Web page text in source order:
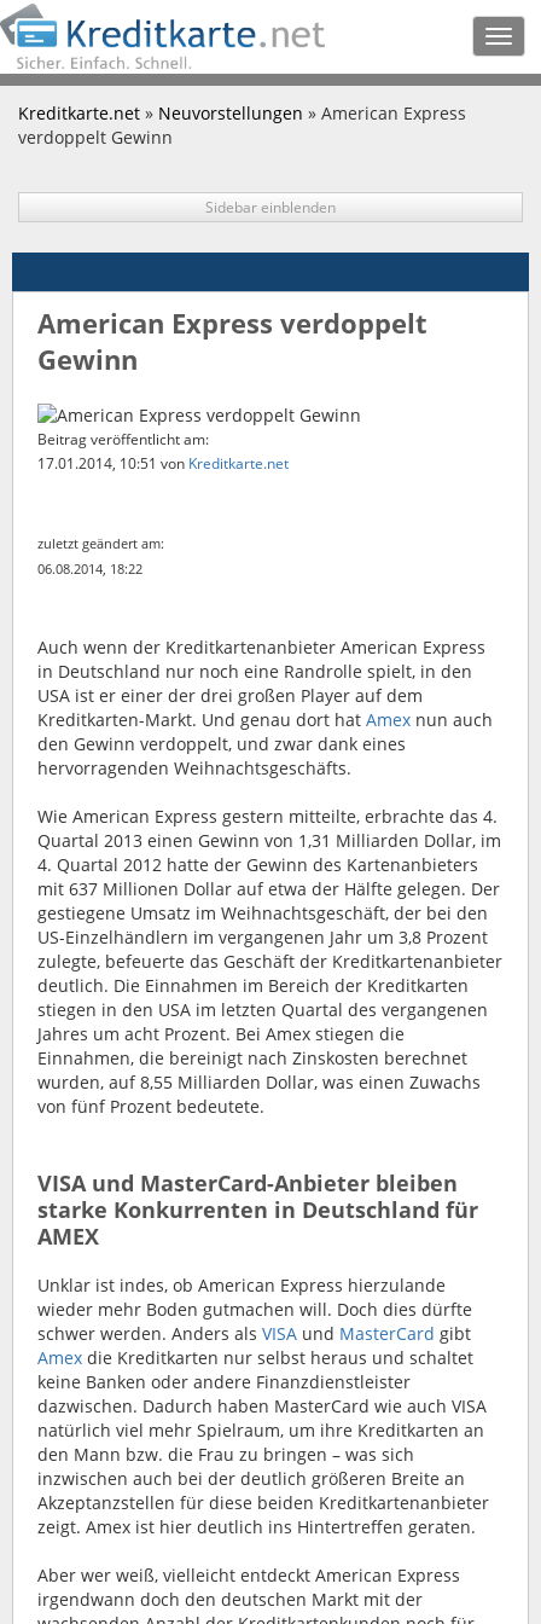
Kreditkarte.net » Neuvorstellungen » American Express
verdoppelt Gewinn
Sidebar einblenden
American Express verdoppelt
Gewinn
Beitrag veröffentlicht am:
17.01.2014, 10:51 von Kreditkarte.net
zuletzt geändert am:
06.08.2014, 18:22
Auch wenn der Kreditkartenanbieter American Express
in Deutschland nur noch eine Randrolle spielt, in den
USA ist er einer der drei großen Player auf dem
Kreditkarten-Markt. Und genau dort hat Amex nun auch
den Gewinn verdoppelt, und zwar dank eines
hervorragenden Weihnachtsgeschäfts.
Wie American Express gestern mitteilte, erbrachte das 4.
Quartal 2013 einen Gewinn von 1,31 Milliarden Dollar, im
4. Quartal 2012 hatte der Gewinn des Kartenanbieters
mit 637 Millionen Dollar auf etwa der Hälfte gelegen. Der
gestiegene Umsatz im Weihnachtsgeschäft, der bei den
US-Einzelhändlern im vergangenen Jahr um 3,8 Prozent
zulegte, befeuerte das Geschäft der Kreditkartenanbieter
deutlich. Die Einnahmen im Bereich der Kreditkarten
stiegen in den USA im letzten Quartal des vergangenen
Jahres um acht Prozent. Bei Amex stiegen die
Einnahmen, die bereinigt nach Zinskosten berechnet
wurden, auf 8,55 Milliarden Dollar, was einen Zuwachs
von fünf Prozent bedeutete.
VISA und MasterCard-Anbieter bleiben
starke Konkurrenten in Deutschland für
AMEX
Unklar ist indes, ob American Express hierzulande
wieder mehr Boden gutmachen will. Doch dies dürfte
schwer werden. Anders als VISA und MasterCard gibt
Amex die Kreditkarten nur selbst heraus und schaltet
keine Banken oder andere Finanzdienstleister
dazwischen. Dadurch haben MasterCard wie auch VISA
natürlich viel mehr Spielraum, um ihre Kreditkarten an
den Mann bzw. die Frau zu bringen – was sich
inzwischen auch bei der deutlich größeren Breite an
Akzeptanzstellen für diese beiden Kreditkartenanbieter
zeigt. Amex ist hier deutlich ins Hintertreffen geraten.
Aber wer weiß, vielleicht entdeckt American Express
irgendwann doch den deutschen Markt mit der